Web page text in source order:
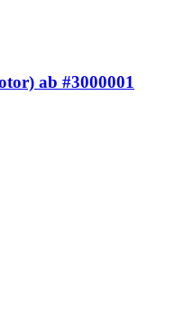
ab #3000001